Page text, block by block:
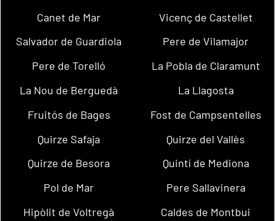
Canet de Mar
Vicenç de Castellet
Salvador de Guardiola
Pere de Vilamajor
Pere de Torelló
La Pobla de Claramunt
La Nou de Berguedà
La Llagosta
Fruitós de Bages
Fost de Campsentelles
Quirze Safaja
Quirze del Vallès
Quirze de Besora
Quintí de Mediona
Pol de Mar
Pere Sallavinera
Hipòlit de Voltregà
Caldes de Montbui